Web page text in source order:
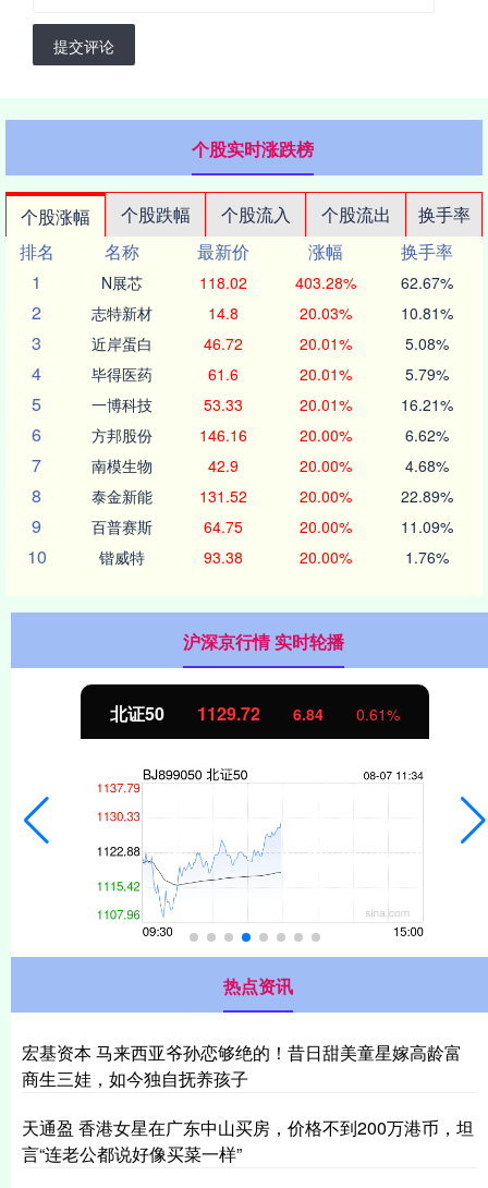
提交评论
个股实时涨跌榜
个股涨幅 个股跌幅 个股流入 个股流出
换手率
排名
名称 最新价 涨幅
换手率
1
N展芯 118.02 403.28% 62.67%
2 志特新材 14.8 20.03% 10.81%
3 近岸蛋白 46.72 20.01% 5.08%
4 毕得医药 61.6 20.01% 5.79%
5 一博科技 53.33 20.01% 16.21%
6 方邦股份 146.16 20.00% 6.62%
7 南模生物 42.9 20.00% 4.68%
8 泰金新能 131.52 20.00% 22.89%
9 百普赛斯 64.75 20.00% 11.09%
10 锴威特 93.38 20.00% 1.76%
沪深京行情 实时轮播
北证50 1129.72 6.84 0.61%
热点资讯
宏基资本 马来西亚爷孙恋够绝的！昔日甜美童星嫁高龄富
商生三娃，如今独自抚养孩子
天通盈 香港女星在广东中山买房，价格不到200万港币，坦
言“连老公都说好像买菜一样”